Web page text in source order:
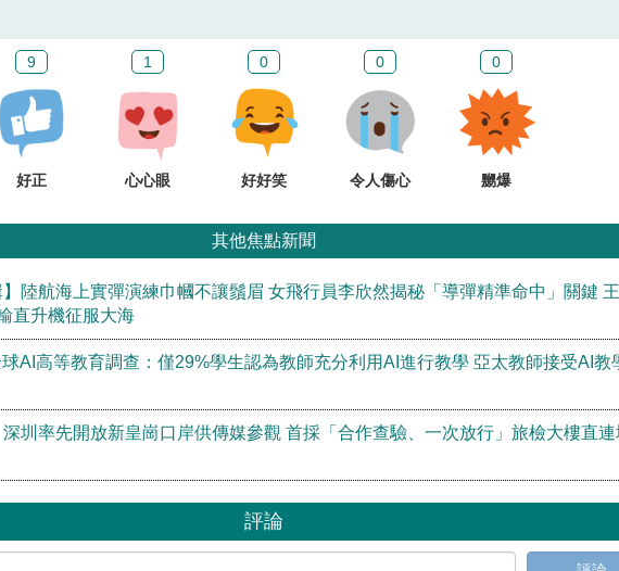
9
好正
1
心心眼
0
好好笑
0
令人傷心
0
嬲爆
其他焦點新聞
】陸航海上實彈演練巾幗不讓鬚眉 女飛行員李欣然揭秘「導彈精準命中」關鍵 王
直升機征服大海
球AI高等教育調查：僅29%學生認為教師充分利用AI進行教學 亞太教師接受AI教
深圳率先開放新皇崗口岸供傳媒參觀 首採「合作查驗、一次放行」旅檢大樓直連
評論